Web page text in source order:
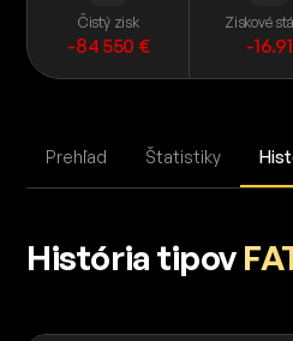
Čistý zisk
-84 550 €
Ziskové
-16.91
Prehľad Štatistiky
História tipov